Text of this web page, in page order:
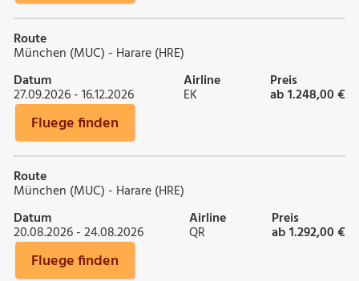
Route
München (MUC) - Harare (HRE)
Datum
27.09.2026 - 16.12.2026
Airline
EK
Preis
ab 1.248,00 €
Fluege finden
Route
München (MUC) - Harare (HRE)
Datum
20.08.2026 - 24.08.2026
Airline
QR
Preis
ab 1.292,00 €
Fluege finden